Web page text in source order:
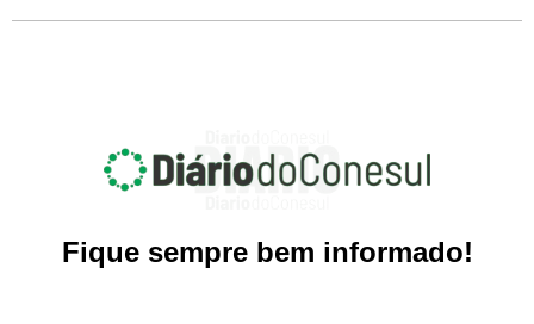
Fique sempre bem informado!